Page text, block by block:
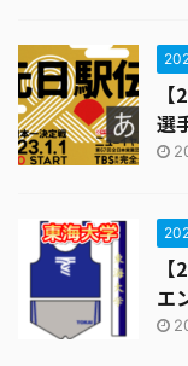
選
エ